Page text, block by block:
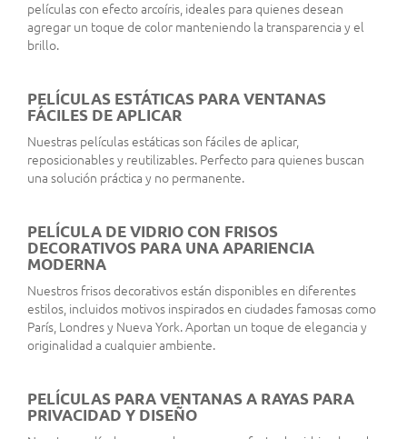
películas con efecto arcoíris, ideales para quienes desean
agregar un toque de color manteniendo la transparencia y el
brillo.
PELÍCULAS ESTÁTICAS PARA VENTANAS
FÁCILES DE APLICAR
Nuestras películas estáticas son fáciles de aplicar,
reposicionables y reutilizables. Perfecto para quienes buscan
una solución práctica y no permanente.
PELÍCULA DE VIDRIO CON FRISOS
DECORATIVOS PARA UNA APARIENCIA
MODERNA
Nuestros frisos decorativos están disponibles en diferentes
estilos, incluidos motivos inspirados en ciudades famosas como
París, Londres y Nueva York. Aportan un toque de elegancia y
originalidad a cualquier ambiente.
PELÍCULAS PARA VENTANAS A RAYAS PARA
PRIVACIDAD Y DISEÑO